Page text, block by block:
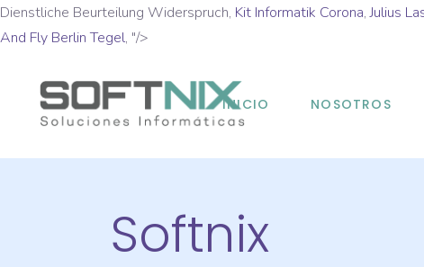
Dienstliche Beurteilung Widerspruch, Kit Informatik Corona,Julius
And Fly Berlin Tegel, "/>
INICIO NOSOTROS
Softnix